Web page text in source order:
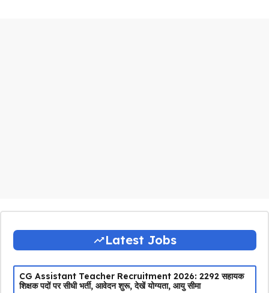
Latest Jobs
CG Assistant Teacher Recruitment 2026: 2292 सहायक
शिक्षक पदों पर सीधी भर्ती, आवेदन शुरू, देखें योग्यता, आयु सीमा